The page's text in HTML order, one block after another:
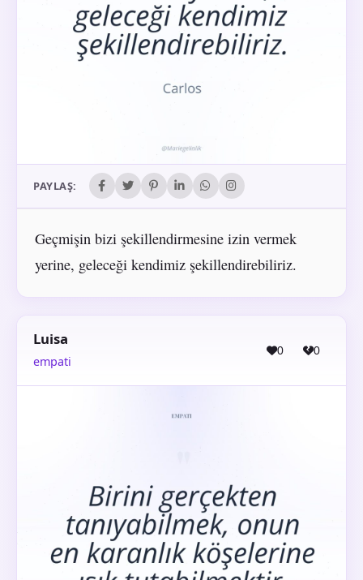
PAYLAŞ:
Geçmişin bizi şekillendirmesine izin vermek
yerine, geleceği kendimiz şekillendirebiliriz.
Luisa
empati
0 0